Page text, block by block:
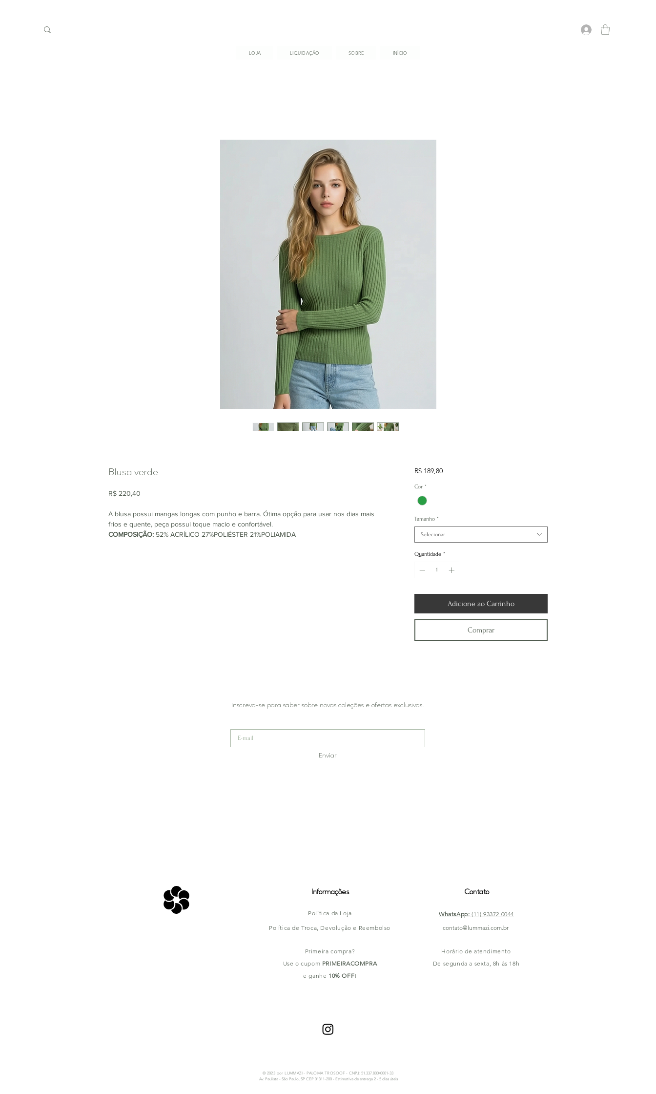
LOJA LIQUIDAÇÃO SOBRE INÍCIO
Blusa verde
R$ 220,40
A blusa possui mangas longas com punho e barra. Ótima opção para usar nos dias mais
frios e quente, peça possui toque macio e confortável.
COMPOSIÇÃO: 52% ACRÍLICO 27%POLIÉSTER 21%POLIAMIDA
R$ 189,80Preço
Cor *
Tamanho *
Selecionar
Quantidade *
Adicione ao Carrinho
Comprar
Inscreva-se para saber sobre novas coleções e ofertas exclusivas.
Enviar
Informações
Política da Loja
Política de Troca, Devolução e Reembolso
Primeira compra?
Use o cupom PRIMEIRACOMPRA
e ganhe 10% OFF!
Contato
WhatsApp: (11) 93372.0044
contato@lummazi.com.br
Horário de atendimento
De segunda a sexta, 8h às 18h
© 2023 por LUMMAZI - PALOMA TROSOOF -CNPJ: 51.337.800/0001-33
Av. Paulista - São Paulo, SP CEP 01311-200 - Estimativa de entrega 2 - 5 dias úteis